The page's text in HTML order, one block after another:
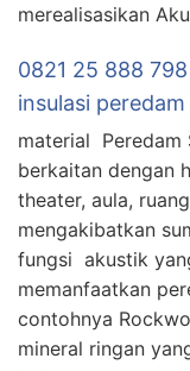
merealisasikan
0821 25 888
insulasi
material Peredam
berkaitan dengan
theater, aula,
mengakibatkan
fungsi akustik
memanfaatkan
contohnya
mineral ringan